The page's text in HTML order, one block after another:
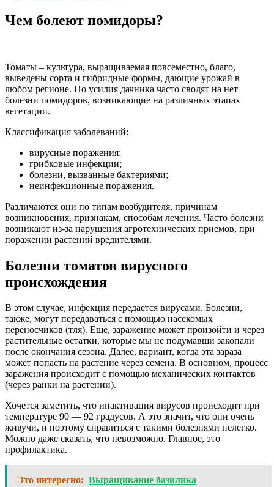
Чем болеют помидоры?
Томаты – культура, выращиваемая повсеместно, благо,
выведены сорта и гибридные формы, дающие урожай в
любом регионе. Но усилия дачника часто сводят на нет
болезни помидоров, возникающие на различных этапах
вегетации.
Классификация заболеваний:
вирусные поражения;
грибковые инфекции;
болезни, вызванные бактериями;
неинфекционные поражения.
Различаются они по типам возбудителя, причинам
возникновения, признакам, способам лечения. Часто болезни
возникают из-за нарушения агротехнических приемов, при
поражении растений вредителями.
Болезни томатов вирусного
происхождения
В этом случае, инфекция передается вирусами. Болезни,
также, могут передаваться с помощью насекомых
переносчиков (тля). Еще, заражение может произойти и через
растительные остатки, которые мы не подумавши закопали
после окончания сезона. Далее, вариант, когда эта зараза
может попасть на растение через семена. В основном, процесс
заражения происходит с помощью механических контактов
(через ранки на растении).
Хочется заметить, что инактивация вирусов происходит при
температуре 90 — 92 градусов. А это значит, что они очень
живучи, и поэтому справиться с такими болезнями нелегко.
Можно даже сказать, что невозможно. Главное, это
профилактика.
Это интересно: Выращивание базилика